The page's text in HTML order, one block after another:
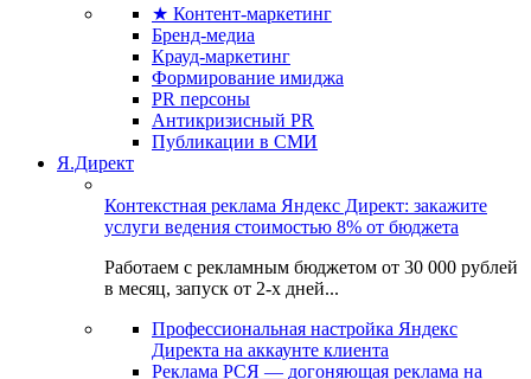
★ Контент-маркетинг
Бренд-медиа
Крауд-маркетинг
Формирование имиджа
PR персоны
Антикризисный PR
Публикации в СМИ
Я.Директ
Контекстная реклама Яндекс Директ: закажите
услуги ведения стоимостью 8% от бюджета
Работаем с рекламным бюджетом от 30 000 рублей
в месяц, запуск от 2-х дней...
Профессиональная настройка Яндекс
Директа на аккаунте клиента
Реклама РСЯ — догоняющая реклама на